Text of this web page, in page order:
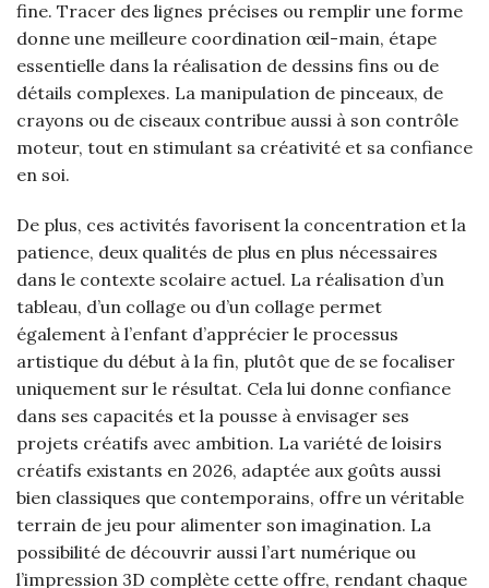
fine. Tracer des lignes précises ou remplir une forme
donne une meilleure coordination œil-main, étape
essentielle dans la réalisation de dessins fins ou de
détails complexes. La manipulation de pinceaux, de
crayons ou de ciseaux contribue aussi à son contrôle
moteur, tout en stimulant sa créativité et sa confiance
en soi.
De plus, ces activités favorisent la concentration et la
patience, deux qualités de plus en plus nécessaires
dans le contexte scolaire actuel. La réalisation d’un
tableau, d’un collage ou d’un collage permet
également à l’enfant d’apprécier le processus
artistique du début à la fin, plutôt que de se focaliser
uniquement sur le résultat. Cela lui donne confiance
dans ses capacités et la pousse à envisager ses
projets créatifs avec ambition. La variété de loisirs
créatifs existants en 2026, adaptée aux goûts aussi
bien classiques que contemporains, offre un véritable
terrain de jeu pour alimenter son imagination. La
possibilité de découvrir aussi l’art numérique ou
l’impression 3D complète cette offre, rendant chaque